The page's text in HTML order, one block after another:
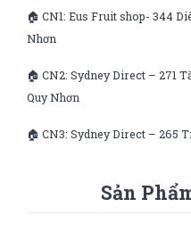
🏠 CN1: Eus Fruit shop- 344
Nhơn
🏠 CN2: Sydney Direct – 271
Quy Nhơn
🏠 CN3: Sydney Direct – 265
Sản